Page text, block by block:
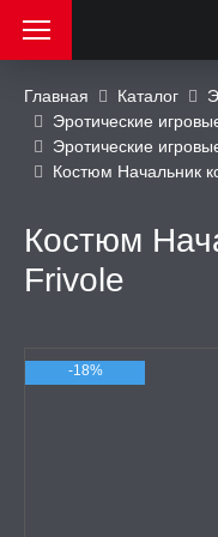
АКЦИИ и
ИГРУШКИ
Главная Каталог
Эротические
Эротические
Костюм Начальник
Костюм
Frivole
-18%